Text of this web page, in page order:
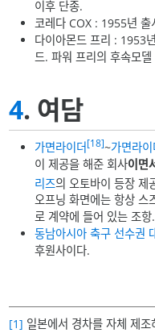
이후 단종.
코레다 COX : 1955년 출
다이아몬드 프리 : 1953
드. 파워 프리의 후속모델
4. 여담
가면라이더[18]~가면라
이 제공을 해준 회사이면
리즈의 오토바이 등장 제
오프닝 화면에는 항상 스
로 계약에 들어 있는 조항.
동남아시아 축구 선수권
후원사이다.
[1] 일본에서 경차를 자체 제